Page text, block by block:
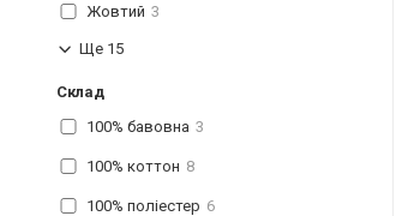
Жовтий 3
Ще 15
Склад
100% бавовна 3
100% коттон 8
100% поліестер 6